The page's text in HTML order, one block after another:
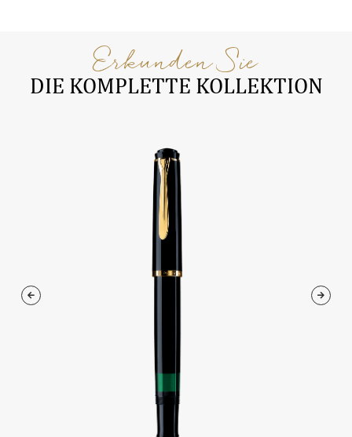
Erkunden Sie
DIE KOMPLETTE KOLLEKTION